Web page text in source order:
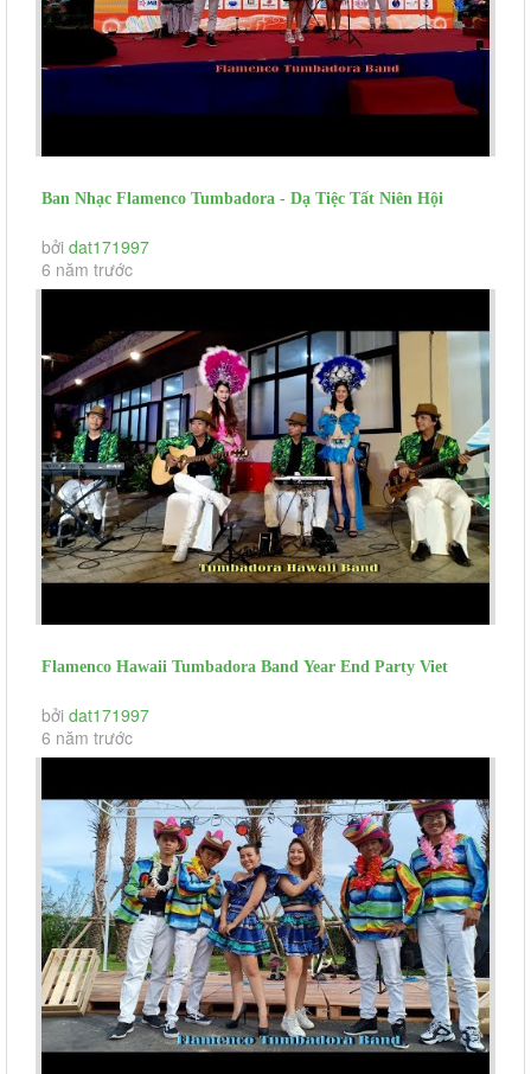
Ban Nhạc Flamenco Tumbadora - Dạ Tiệc Tất Niên Hội
Doanh Nhân Long An- La...
bởi dat171997
6 năm trước
Flamenco Hawaii Tumbadora Band Year End Party Viet
Bank Marina Bay Vung Tau
bởi dat171997
6 năm trước